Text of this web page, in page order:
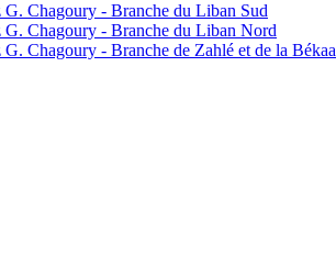
G. Chagoury - Branche du Liban Sud
G. Chagoury - Branche du Liban Nord
G. Chagoury - Branche de Zahlé et de la Békaa